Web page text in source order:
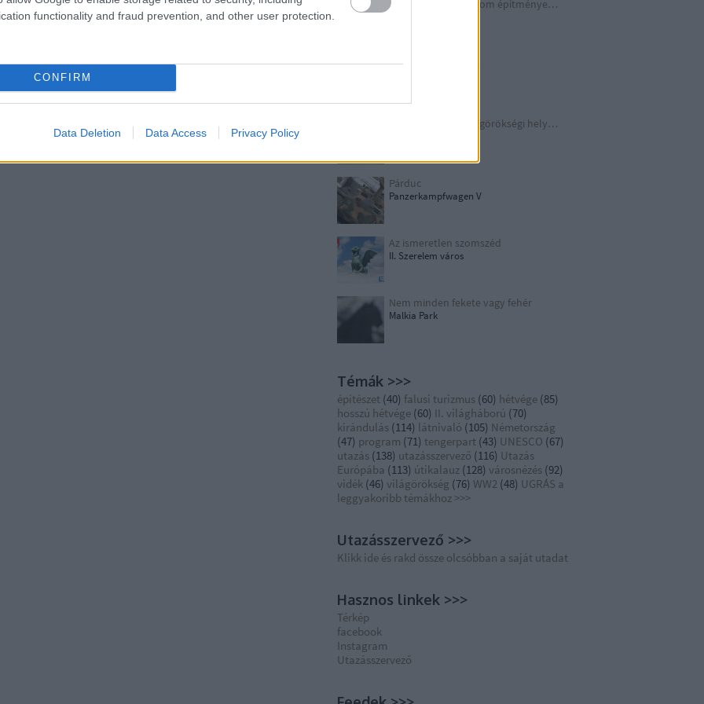
functionality and fraud prevention, and other user protection.
CONFIRM
Data Deletion Data Access Privacy Policy
A Harmadik Birodalom építményei X.
Schindler legendája
TOP 10 európai világörökségi helyszín
Párduc
Panzerkampfwagen V
Az ismeretlen szomszéd
II. Szerelem város
Nem minden fekete vagy fehér
Malkia Park
Témák >>>
építészet (40) falusi turizmus (60) hétvége (85)
hosszú hétvége (60) II. világháború (70)
kirándulás (114) látnivaló (105) Németország
(47) program (71) tengerpart (43) UNESCO (67)
utazás (138) utazásszervező (116) Utazás
Európába (113) útikalauz (128) városnézés (92)
vidék (46) világörökség (76) WW2 (48) UGRÁS a
leggyakoribb témákhoz >>>
Utazásszervező >>>
Klikk ide és rakd össze olcsóbban a saját utadat
Hasznos linkek >>>
Térkép
facebook
Instagram
Utazásszervező